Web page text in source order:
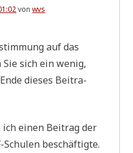
vonwvs
auf das
sich ein wenig,
die­ses Bei­tra­
ich einen Bei­trag der
Schu­len beschäf­tig­te.